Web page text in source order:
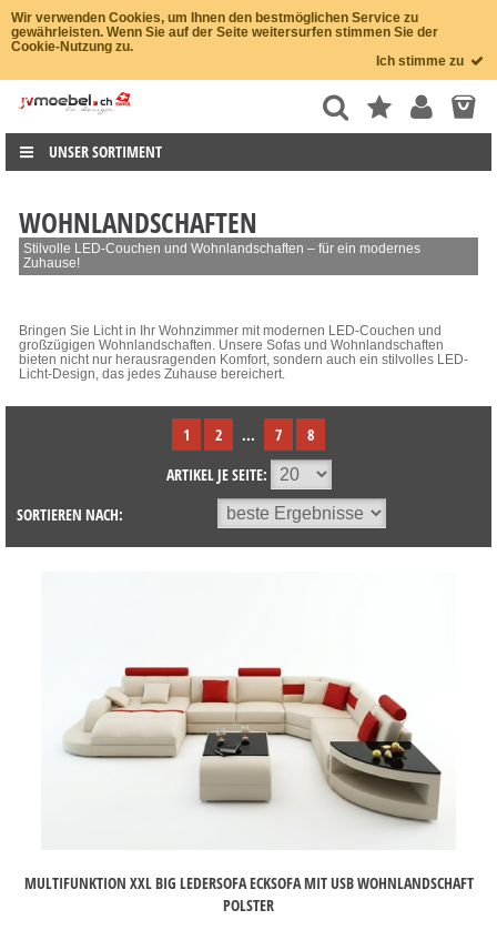
Wir verwenden Cookies, um Ihnen den bestmöglichen Service zu
gewährleisten. Wenn Sie auf der Seite weitersurfen stimmen Sie der
Cookie-Nutzung zu.
Ich stimme zu
UNSER SORTIMENT
WOHNLANDSCHAFTEN
Stilvolle LED-Couchen und Wohnlandschaften – für ein modernes
Zuhause!
Bringen Sie Licht in Ihr Wohnzimmer mit modernen LED-Couchen und
großzügigen Wohnlandschaften. Unsere Sofas und Wohnlandschaften
bieten nicht nur herausragenden Komfort, sondern auch ein stilvolles LED-
Licht-Design, das jedes Zuhause bereichert.
1 2 ... 7
8
ARTIKEL JE SEITE:
SORTIEREN NACH:
MULTIFUNKTION XXL BIG LEDERSOFA ECKSOFA MIT USB WOHNLANDSCHAFT
POLSTER